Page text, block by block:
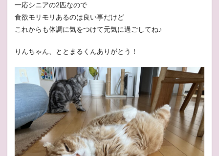
一応シニアの2匹なので
食欲モリモリあるのは良い事だけど
これからも体調に気をつけて元気に過ごしてね♪
りんちゃん、ととまるくんありがとう！